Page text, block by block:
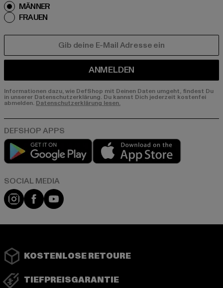
MÄNNER
FRAUEN
ANMELDEN
Informationen dazu, wie DefShop mit Deinen Daten umgeht, findest Du
in unserer Datenschutzerklärung. Du kannst Dich jederzeit kostenfei
abmelden. Datenschutzerklärung lesen.
Play market
Instagram
FacebookYouTube
KOSTENLOSE RETOURE
TIEFPREISGARANTIE